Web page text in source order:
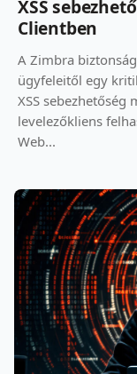
XSS
Clientben
A Zimbra
ügyfeleitől egy
XSS sebezhetőség
levelezőkliens
Web...